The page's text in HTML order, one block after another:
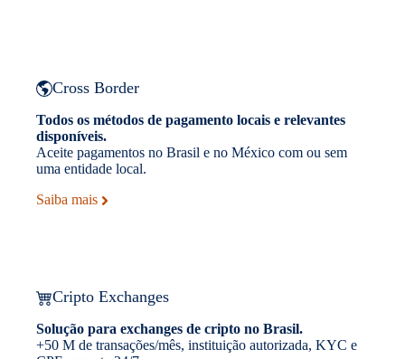
Cross Border
Todos os métodos de pagamento locais e relevantes
disponíveis.
Aceite pagamentos no Brasil e no México com ou sem
uma entidade local.
Saiba mais
Cripto Exchanges
Solução para exchanges de cripto no Brasil.
+50 M de transações/mês, instituição autorizada, KYC e